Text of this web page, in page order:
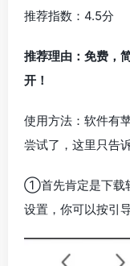
推荐指数：4.5分
推荐理由：免费，
开！
使用方法：软件有
尝试了，这里只告
①首先肯定是下载
设置，你可以按引